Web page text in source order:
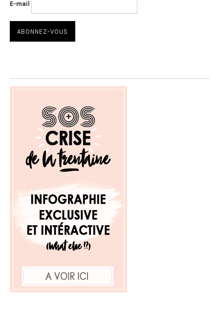
E-mail